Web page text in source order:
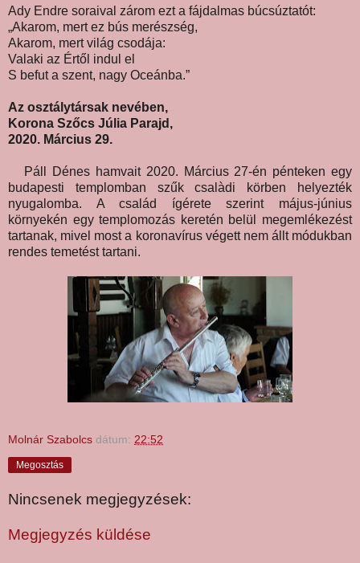
Ady Endre soraival zárom ezt a fájdalmas búcsúztatót:
„Akarom, mert ez bús merészség,
Akarom, mert világ csodája:
Valaki az Értől indul el
S befut a szent, nagy Oceánba.”
Az osztálytársak nevében,
Korona Szőcs Júlia Parajd,
2020. Március 29.
Páll Dénes hamvait 2020. Március 27-én pénteken egy
budapesti templomban szűk csalàdi körben helyezték
nyugalomba. A család ígérete szerint május-június
környekén egy templomozás keretén belül megemlékezést
tartanak, mivel most a koronavírus végett nem állt módukban
rendes temetést tartani.
Molnár Szabolcs dátum: 22:52
Megosztás
Nincsenek megjegyzések:
Megjegyzés küldése